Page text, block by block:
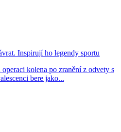
Inspirují ho legendy sportu
kolena po zranění z odvety s
bere jako...